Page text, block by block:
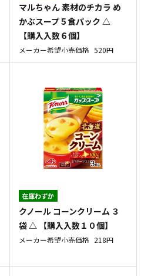
マルちゃん 素材のチカラ め
かぶスープ５食パック △
【購入入数６個】
メーカー希望小売価格 520円
在庫わずか
クノール コーンクリーム ３
袋 △ 【購入入数１０個】
メーカー希望小売価格 218円